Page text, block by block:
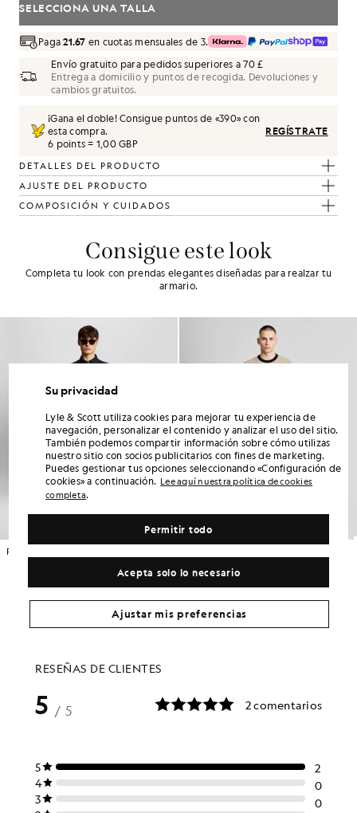
SELECCIONA UNA TALLA
Paga21.67 en cuotas mensuales de 3.
Envío gratuito para pedidos superiores a 70 £
Entrega a domicilio y puntos de recogida. Devoluciones y
cambios gratuitos.
¡Gana el doble! Consigue puntos de «390» con
esta compra.
6 points = 1,00 GBP
REGÍSTRATE
DETALLES DEL PRODUCTO
AJUSTE DEL PRODUCTO
COMPOSICIÓN Y CUIDADOS
Consigue este look
Completa tu look con prendas elegantes diseñadas para realzar tu
armario.
Su privacidad
Lyle & Scott utiliza cookies para mejorar tu experiencia de
navegación, personalizar el contenido y analizar el uso del sitio.
También podemos compartir información sobre cómo utilizas
nuestro sitio con socios publicitarios con fines de marketing.
Puedes gestionar tus opciones seleccionando «Configuración de
cookies» a continuación. Lee aquí nuestra política de cookies
completa.
Acepta solo lo necesario
Permitir todo
Ajustar mis preferencias